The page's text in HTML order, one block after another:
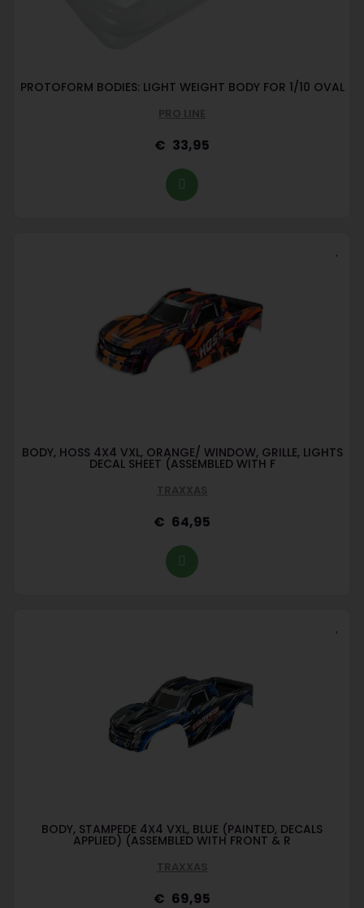
PROTOFORM BODIES: LIGHT WEIGHT BODY FOR 1/10 OVAL
PRO LINE
33,95
BODY, HOSS 4X4 VXL, ORANGE/ WINDOW, GRILLE, LIGHTS
DECAL SHEET (ASSEMBLED WITH F
TRAXXAS
64,95
BODY, STAMPEDE 4X4 VXL, BLUE (PAINTED, DECALS
APPLIED) (ASSEMBLED WITH FRONT & R
TRAXXAS
69,95